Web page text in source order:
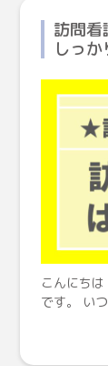
訪問
しっか
こんにち
です。 い